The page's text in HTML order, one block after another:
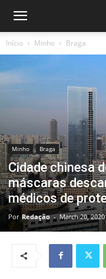
Início Minho Braga
Minho Braga
Cidade chinesa
máscaras
médicos de
Por Redação - March 20, 2020